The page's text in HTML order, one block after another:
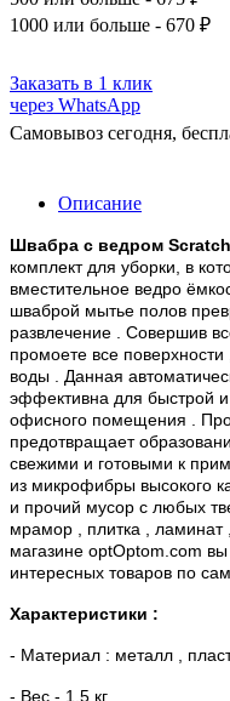
1000 или больше - 670 ₽
Заказать в 1 клик
через WhatsApp
Самовывоз сегодня,
Описание
Швабра с ведром
комплект для уборки, в
вместительное ведро
шваброй мытье полов
развлечение . Совершив
промоете все
воды . Данная
эффективна для быстрой
офисного помещения .
предотвращает
свежими и готовыми к
из микрофибры высокого
и прочий мусор с любых
мрамор , плитка ,
магазине optOptom.com
интересных товаров по
Характеристики :
- Материал : металл ,
- Вес - 1,5 кг